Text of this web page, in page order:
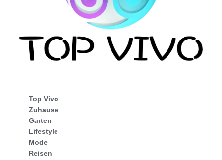
Top Vivo
Zuhause
Garten
Lifestyle
Mode
Reisen